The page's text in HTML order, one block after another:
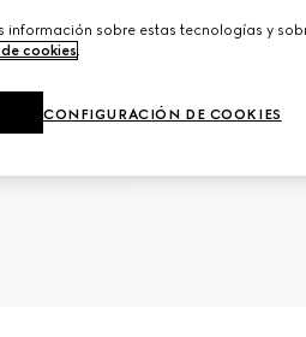
información sobre estas tecnologías y
cookies.
CONFIGURACIÓN DE COOKIES